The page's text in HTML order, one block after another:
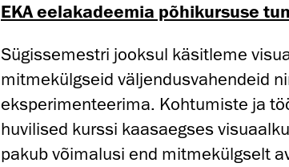
EKA eelakadeemia põhikursuse
Sügissemestri jooksul käsitleme
mitmekülgseid väljendusvahendeid
eksperimenteerima. Kohtumiste ja
huvilised kurssi kaasaegses
pakub võimalusi end mitmekülgselt